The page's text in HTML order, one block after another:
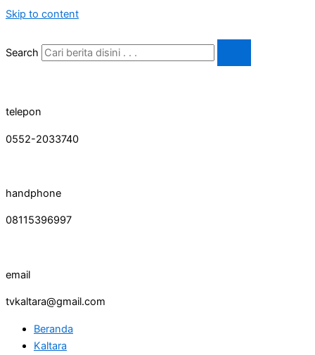
Skip to content
Search
telepon
0552-2033740
handphone
08115396997
email
tvkaltara@gmail.com
Beranda
Kaltara